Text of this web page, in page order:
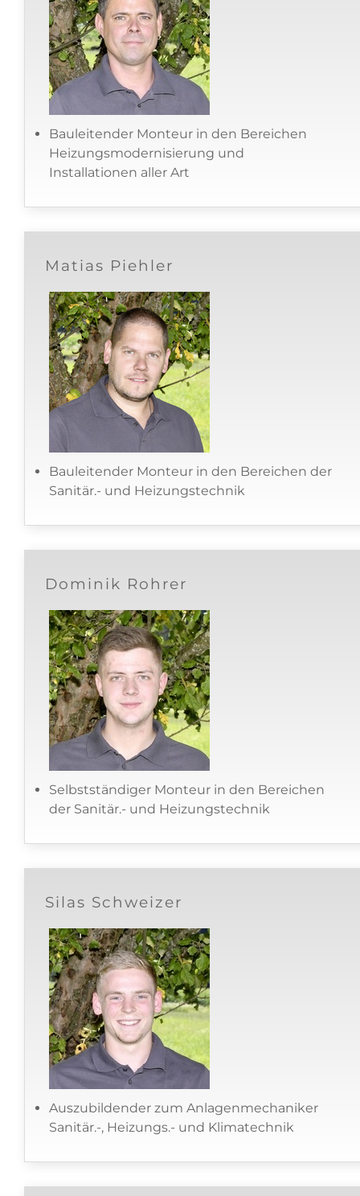
Bauleitender Monteur in den Bereichen
Heizungsmodernisierung und
Installationen aller Art
Matias Piehler
Bauleitender Monteur in den Bereichen der
Sanitär.- und Heizungstechnik
Dominik Rohrer
Selbstständiger Monteur in den Bereichen
der Sanitär.- und Heizungstechnik
Silas Schweizer
Auszubildender zum Anlagenmechaniker
Sanitär.-, Heizungs.- und Klimatechnik